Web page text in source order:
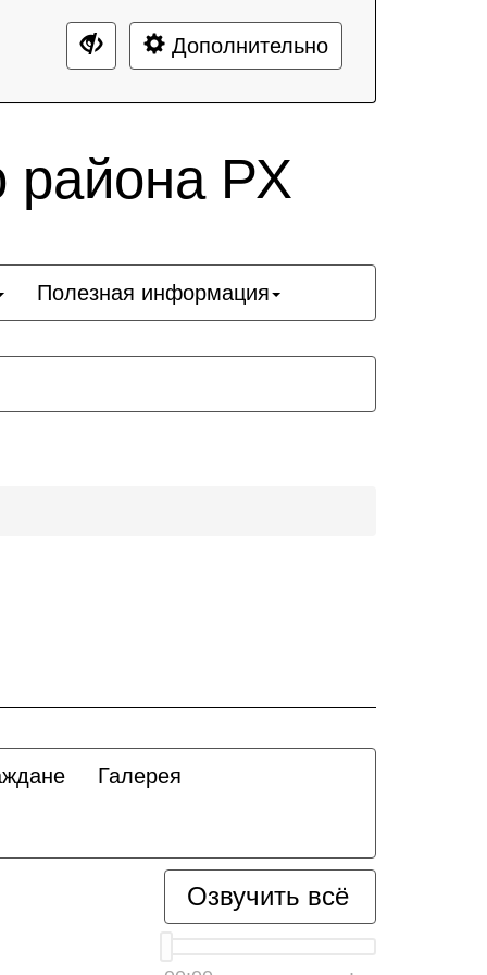
Дополнительно
района РХ
Полезная информация
Галерея
Озвучить всё